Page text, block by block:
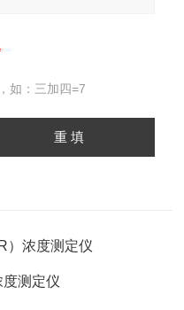
如：三加四=7
）浓度测定仪
测定仪